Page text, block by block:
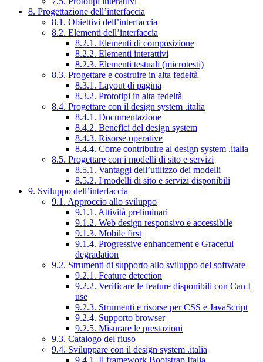
8. Progettazione dell’interfaccia
8.1. Obiettivi dell’interfaccia
8.2. Elementi dell’interfaccia
8.2.1. Elementi di composizione
8.2.2. Elementi interattivi
8.2.3. Elementi testuali (microtesti)
8.3. Progettare e costruire in alta fedeltà
8.3.1. Layout di pagina
8.3.2. Prototipi in alta fedeltà
8.4. Progettare con il design system .italia
8.4.1. Documentazione
8.4.2. Benefici del design system
8.4.3. Risorse operative
8.4.4. Come contribuire al design system .italia
8.5. Progettare con i modelli di sito e servizi
8.5.1. Vantaggi dell’utilizzo dei modelli
8.5.2. I modelli di sito e servizi disponibili
9. Sviluppo dell’interfaccia
9.1. Approccio allo sviluppo
9.1.1. Attività preliminari
9.1.2. Web design responsivo e accessibile
9.1.3. Mobile first
9.1.4. Progressive enhancement e Graceful
degradation
9.2. Strumenti di supporto allo sviluppo del software
9.2.1. Feature detection
9.2.2. Verificare le feature disponibili con Can I
use
9.2.3. Strumenti e risorse per CSS e JavaScript
9.2.4. Supporto browser
9.2.5. Misurare le prestazioni
9.3. Catalogo del riuso
9.4. Sviluppare con il design system .italia
9.4.1. Il framework Bootstrap Italia